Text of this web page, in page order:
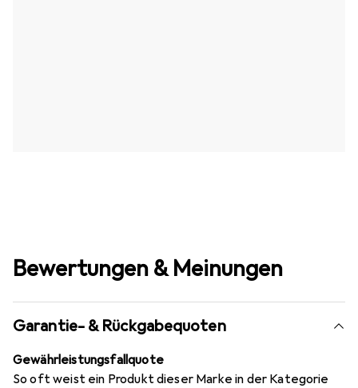
Bewertungen & Meinungen
Garantie- & Rückgabequoten
Gewährleistungsfallquote
So oft weist ein Produkt dieser Marke in der Kategorie